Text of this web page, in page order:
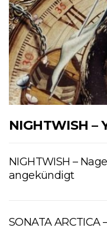
NIGHTWISH
NIGHTWISH –
angekündigt
SONATA ARCTICA